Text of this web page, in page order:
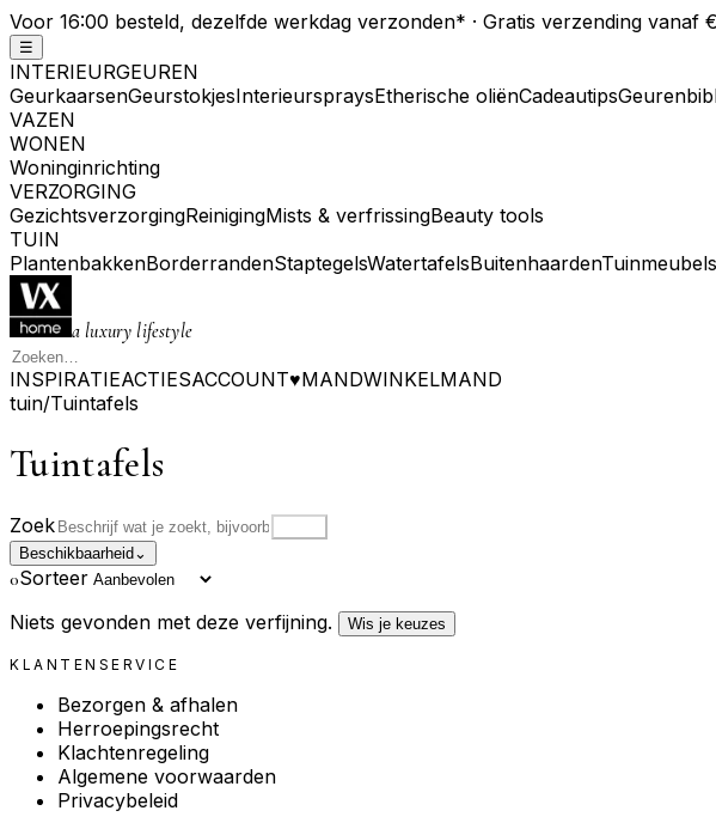
Voor 16:00 besteld, dezelfde werkdag verzonden* · Gratis verzending vanaf
☰
INTERIEURGEUREN
GeurkaarsenGeurstokjesInterieurspraysEtherische oliënCadeautips
VAZEN
WONEN
Woninginrichting
VERZORGING
GezichtsverzorgingReinigingMists & verfrissingBeauty tools
TUIN
PlantenbakkenBorderrandenStaptegelsWatertafelsBuitenhaardenTuinmeubels
a luxury lifestyle
INSPIRATIEACTIESACCOUNT♥MANDWINKELMAND
tuin/Tuintafels
Tuintafels
Zoek
Beschikbaarheid ⌄
0Sorteer
Niets gevonden met deze verfijning.
Wis je keuzes
KLANTENSERVICE
Bezorgen & afhalen
Herroepingsrecht
Klachtenregeling
Algemene voorwaarden
Privacybeleid